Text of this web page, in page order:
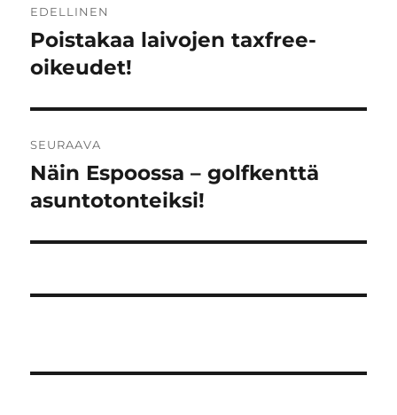
selaus
EDELLINEN
Edellinen
artikkeli:
Poistakaa laivojen taxfree-
oikeudet!
SEURAAVA
Seuraava
artikkeli:
Näin Espoossa – golfkenttä
asuntotonteiksi!